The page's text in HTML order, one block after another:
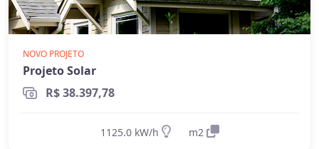
NOVO PROJETO
Projeto Solar
R$ 38.397,78
1125.0 kW/h m2